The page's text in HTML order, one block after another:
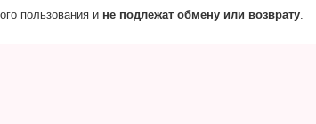
пользования и не подлежат обмену или возврату